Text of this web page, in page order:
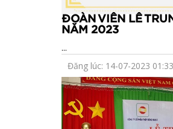
ĐOÀN VIÊN LÊ
NĂM 2023
...
Đăng lúc: 14-07-2023